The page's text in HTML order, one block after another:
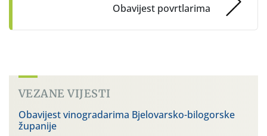
Obavijest povrtlarima
VEZANE VIJESTI
Obavijest vinogradarima Bjelovarsko-bilogorske
županije